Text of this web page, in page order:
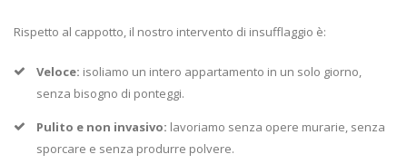
Rispetto al cappotto, il nostro intervento di insufflaggio è:
Veloce: isoliamo un intero appartamento in un solo giorno,
senza bisogno di ponteggi.
Pulito e non invasivo: lavoriamo senza opere murarie, senza
sporcare e senza produrre polvere.